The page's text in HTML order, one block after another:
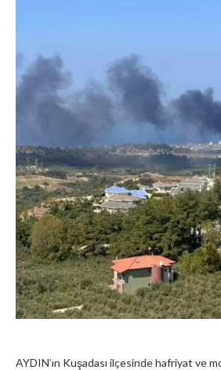
AYDIN’ın Kuşadası ilçesinde hafriyat ve